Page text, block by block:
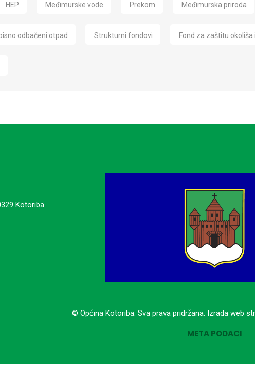
HEP Međimurske vode Prekom Međimurska priroda
odbačeni otpad Strukturni fondovi Fond za zaštitu
Kotoriba
© Općina Kotoriba. Sva prava pridržana. Izrada web
META PODACI